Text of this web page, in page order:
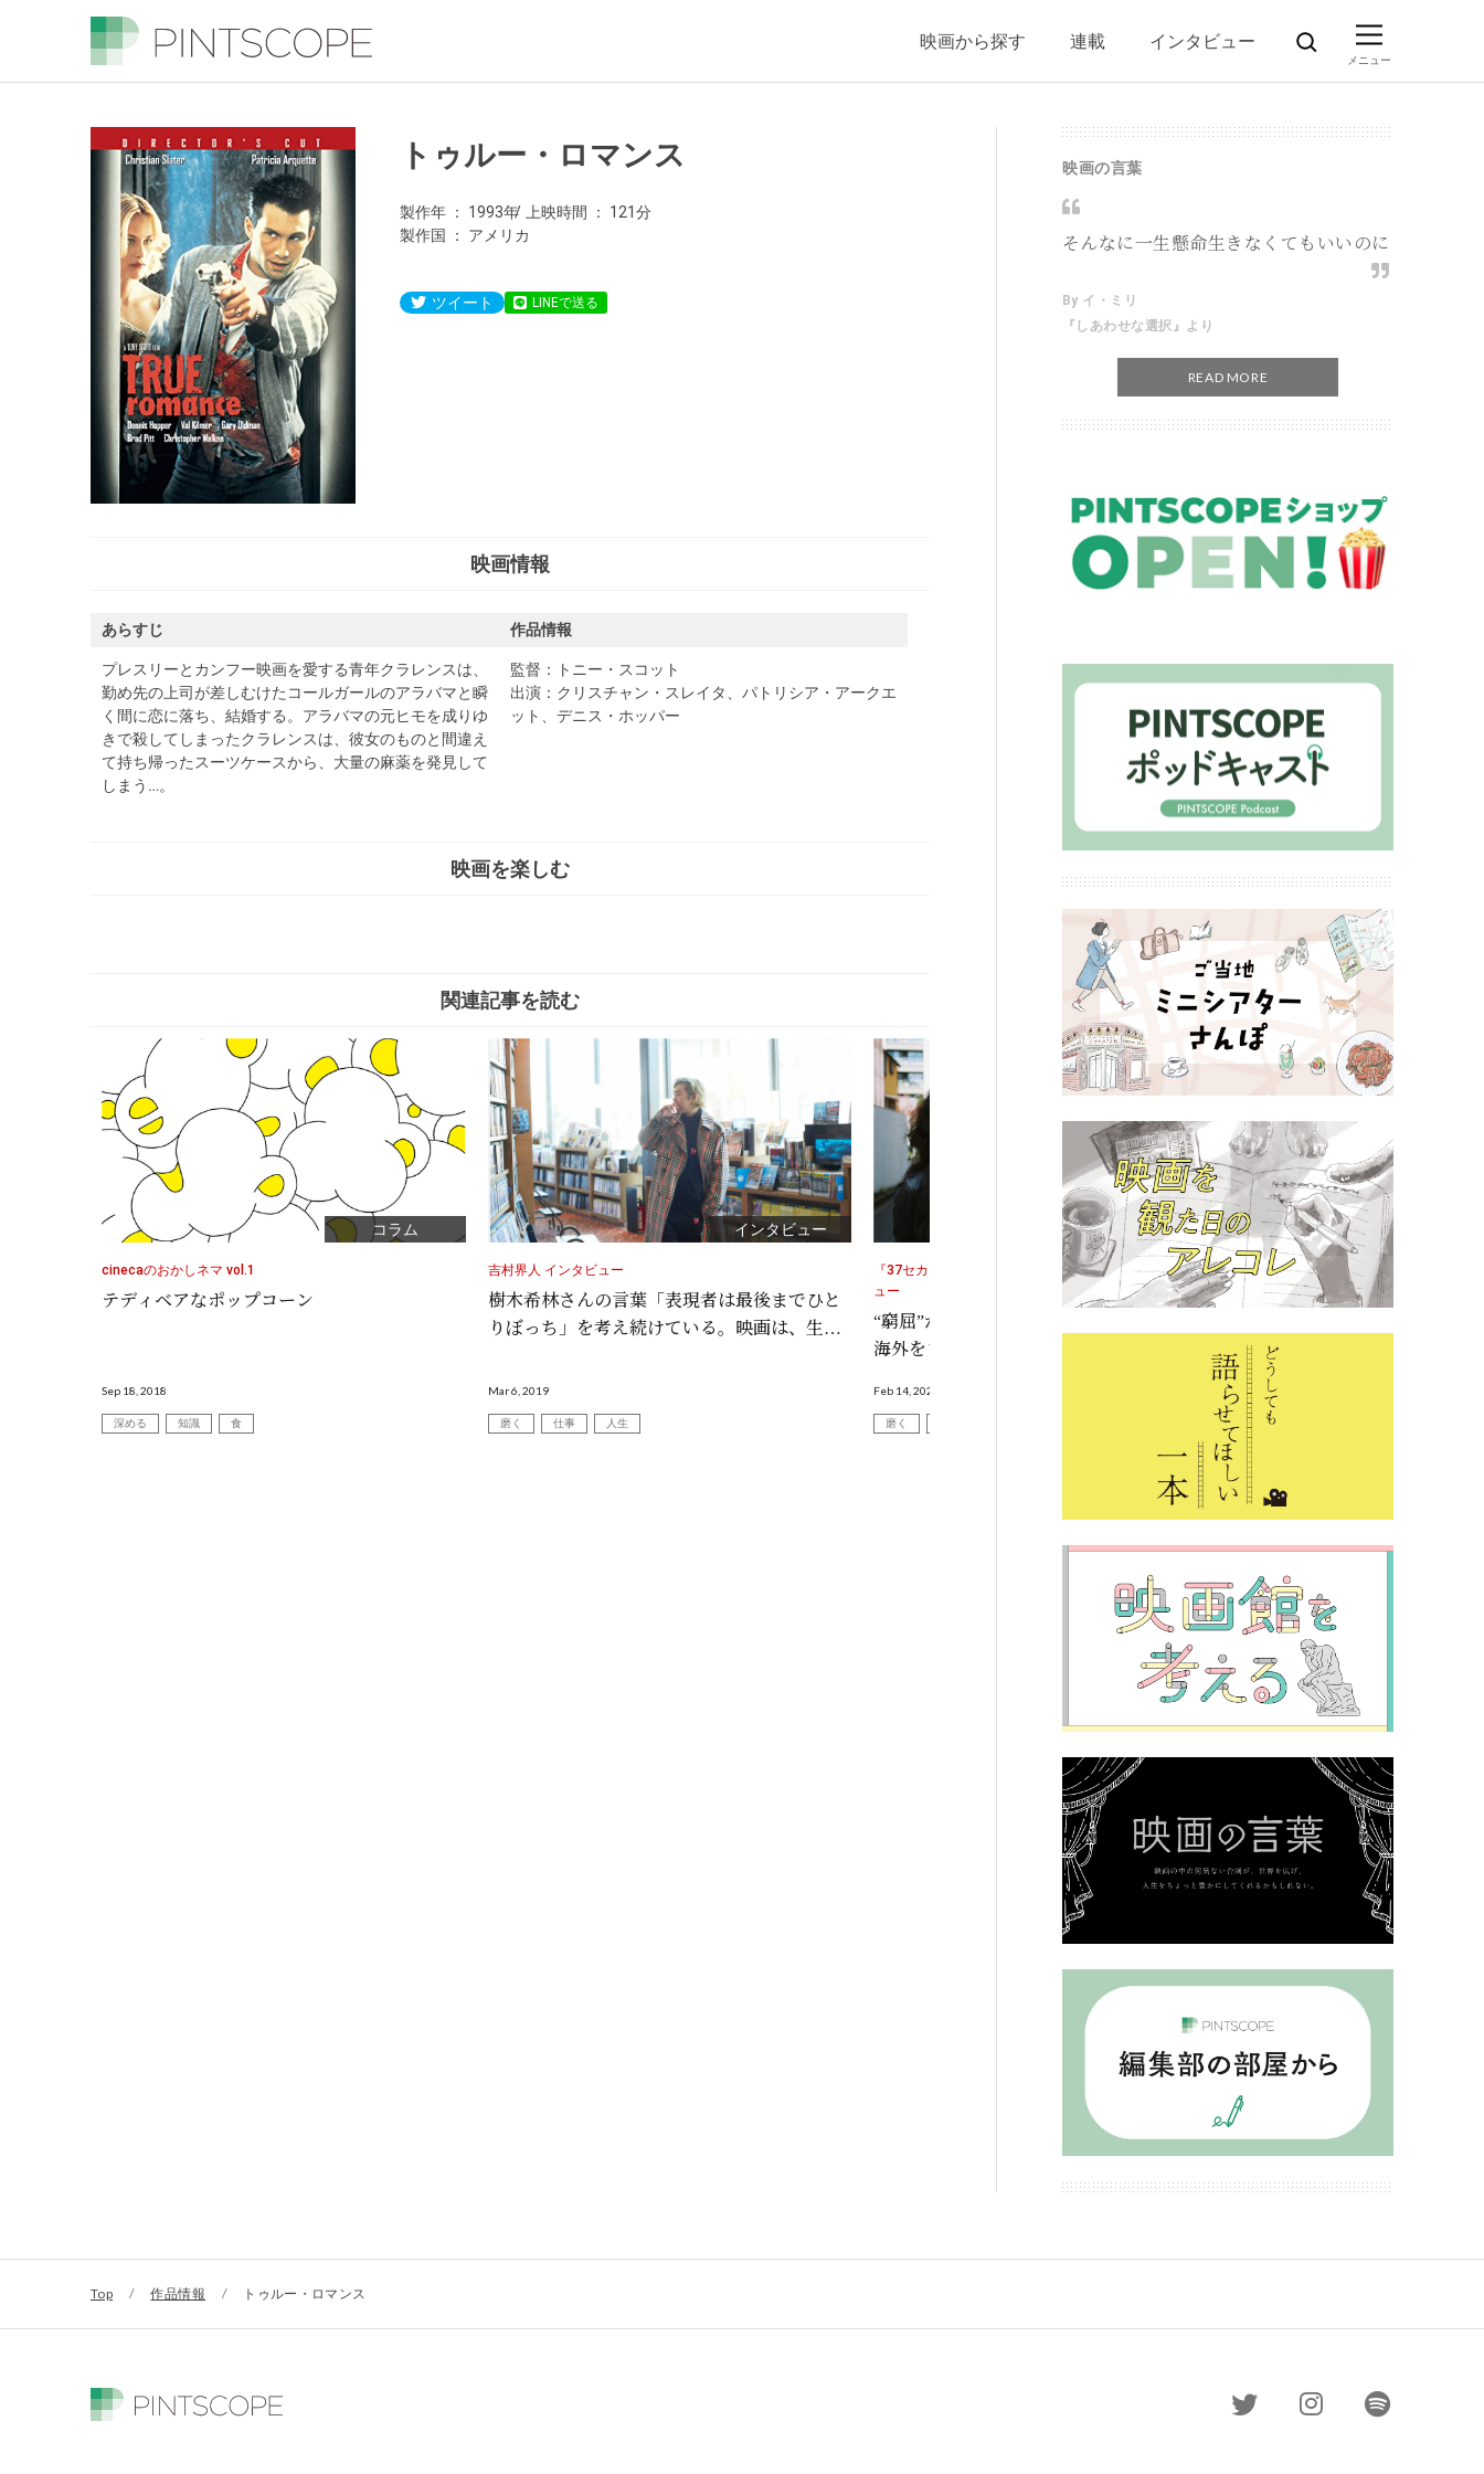
映画から探す 連載 インタビュー
トゥルー・ロマンス
製作年 1993年 上映時間
121分
製作国
アメリカ
ツイート LINEで送る
映画情報
あらすじ
プレスリーとカンフー映画を愛する青年クラレンスは、
勤め先の上司が差しむけたコールガールのアラバマと瞬
く間に恋に落ち、結婚する。アラバマの元ヒモを成りゆ
きで殺してしまったクラレンスは、彼女のものと間違え
て持ち帰ったスーツケースから、大量の麻薬を発見して
しまう…。
作品情報
監督：トニー・スコット
出演：クリスチャン・スレイタ、パトリシア・アークエ
ット、デニス・ホッパー
映画を楽しむ
関連記事を読む
コラム
cinecaのおかしネマ vol.1
テディベアなポップコーン
Sep 18, 2018
深める 知識 食
インタビュー
吉村界人 インタビュー
樹木希林さんの言葉「表現者は最後までひと
りぼっち」を考え続けている。映画は、生き
Mar 6, 2019
磨く 仕事 人生
インタビュー
『37セカンズ』HIKARI監督×山口晋プロデューサー インタビ
ュー
“窮屈”から脱して、映画を世界へ！
海外をまたにかける日本クリエイターの挑
Feb 14, 2020
磨く
おうちで映画を宅配レンタル！「
おうち時間で名作映画を堪
Apr 23, 2021
楽しむ
映画の言葉
そんなに一生懸命生きなくてもいいのに
By イ・ミリ
『しあわせな選択』より
READ MORE
Top / 作品情報 / トゥルー・ロマンス